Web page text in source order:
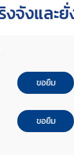
จังและ
ขอยืม
ขอยืม